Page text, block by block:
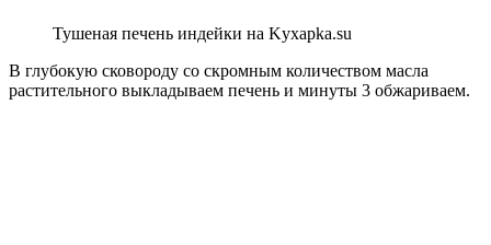
Тушеная печень индейки на Kyxapka.su
В глубокую сковороду со скромным количеством масла
растительного выкладываем печень и минуты 3 обжариваем.